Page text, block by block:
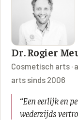
Dr. Rogier
Cosmetisch arts ·
arts sinds 2006
“Een eerlijk en
wederzijds